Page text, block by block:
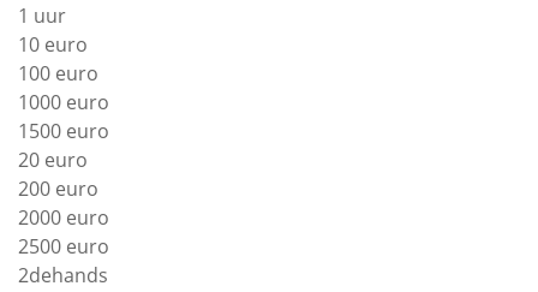
1 uur
10 euro
100 euro
1000 euro
1500 euro
20 euro
200 euro
2000 euro
2500 euro
2dehands